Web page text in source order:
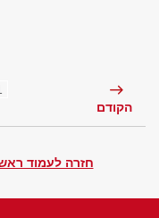
הקודם
חזרה לעמוד